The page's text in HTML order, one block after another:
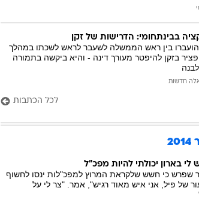
בבינתחומי: הדרישות של זקן
שהועברו בין ראש הממשלה לשעבר לראש לשכתו במהלך
בזקן להיפטר מעורך דינה - והיא ביקשה בתמורה
חדשות
לכל הכתבות
בארון יכולתי להיות מפכ"ל
שפרש כי חשש שלקראת המרוץ למפכ"לות ינסו לחשוף
של פיל, אני איש מאוד רגיש", אמר. "צר לי על